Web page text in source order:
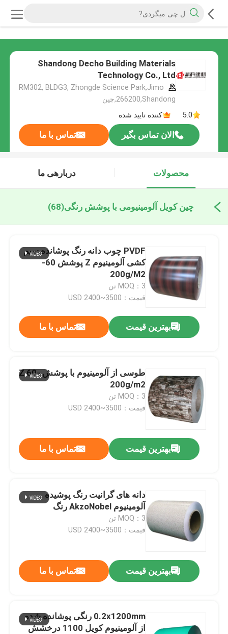
Shandong Decho Building Materials
Technology Co., Ltd
RM302, BLDG3, Zhongde Science Park,Jimo
266200,Shandong,چین
5.0
کننده تایید شده
الان تماس بگیر تماس با ما
محصولات دربارهی ما
چین کویل آلومینیومی با پوشش رنگی(68)
PVDF چوب دانه رنگ پوشانده سیم
کشی آلومینیوم Z پوشش 60-
200g/M2
MOQ：3 تن
قیمت：USD 2400~3500
بهترین قیمت تماس با ما
طوسی از آلومینیوم با پوشش Z 60-
200g/m2
MOQ：3 تن
قیمت：USD 2400~3500
بهترین قیمت تماس با ما
دانه های گرانیت رنگ پوشیده
آلومینیوم AkzoNobel رنگ
MOQ：3 تن
قیمت：USD 2400~3500
بهترین قیمت تماس با ما
0.2x1200mm رنگی پوشانده شده
از آلومینیوم کویل 1100 درخشش